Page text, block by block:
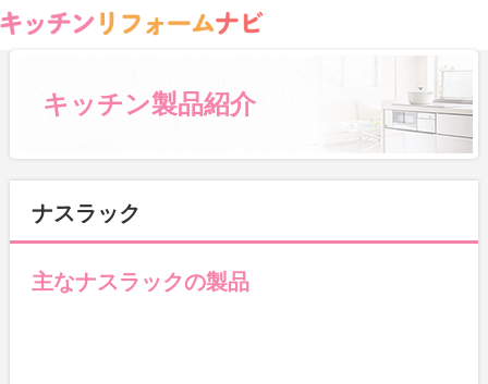
キッチン製品紹介
ナスラック
主なナスラックの製品